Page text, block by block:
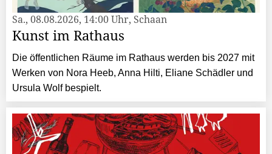
Sa., 08.08.2026, 14:00 Uhr, Schaan
Kunst im Rathaus
Die öffentlichen Räume im Rathaus werden bis 2027 mit
Werken von Nora Heeb, Anna Hilti, Eliane Schädler und
Ursula Wolf bespielt.